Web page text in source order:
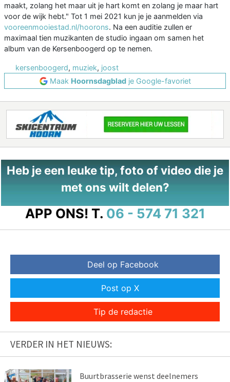
maakt, zolang het maar uit je hart komt en zolang je maar hart
voor de wijk hebt." Tot 1 mei 2021 kun je je aanmelden via
vooreenmooiestad.nl/hoorons. Na een auditie zullen er
maximaal tien muzikanten de studio ingaan om samen het
album van de Kersenboogerd op te nemen.
kersenboogerd, muziek, joost
Maak Hoornsdagbladje Google-favoriet
Heb je een leuke tip, foto of video die je
met ons wilt delen?
APP ONS! T. 06 - 574 71 321
Deel op Facebook
Post op X
Tip de redactie
VERDER IN HET NIEUWS:
Buurtbrasserie wenst deelnemers